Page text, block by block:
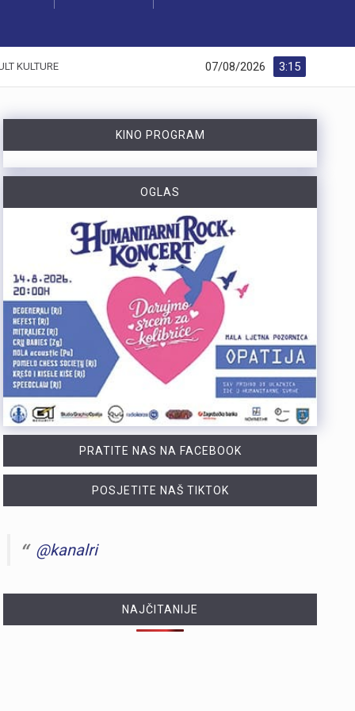
KULTURE 3:15
07/08/2026
KINO PROGRAM
OGLAS
PRATITE NAS NA FACEBOOK
POSJETITE NAŠ TIKTOK
@kanalri
NAJČITANIJE